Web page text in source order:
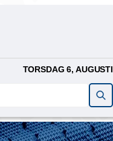
TORSDAG 6, AUGUSTI